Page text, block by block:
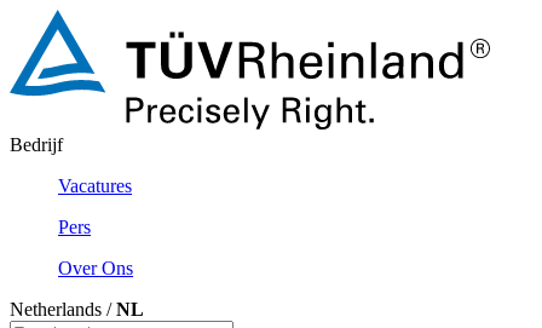
Bedrijf
Vacatures
Pers
Over Ons
Netherlands /NL